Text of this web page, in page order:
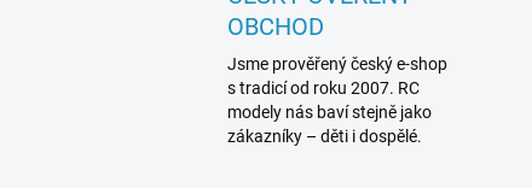
OBCHOD
Jsme prověřený český e-shop
s tradicí od roku 2007. RC
modely nás baví stejně jako
zákazníky – děti i dospělé.